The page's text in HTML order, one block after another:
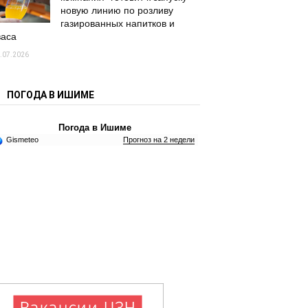
новую линию по розливу
газированных напитков и
ПОГОДА В ИШИМЕ
Погода в Ишиме
Gismeteo Прогноз на 2 недели